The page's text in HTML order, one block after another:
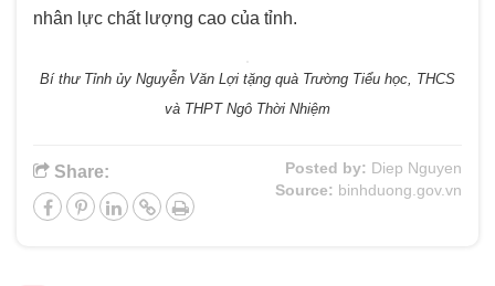
nhân lực chất lượng cao của tỉnh.
Bí thư Tỉnh ủy Nguyễn Văn Lợi tặng quà Trường Tiểu học, THCS
và THPT Ngô Thời Nhiệm
Share: Posted by: Diep Nguyen
Source: binhduong.gov.vn